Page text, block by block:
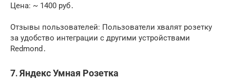
Цена: ~ 1400 руб․
Отзывы пользователей: Пользователи хвалят розетку
за удобство интеграции с другими устройствами
Redmond․
7․ Яндекс Умная Розетка